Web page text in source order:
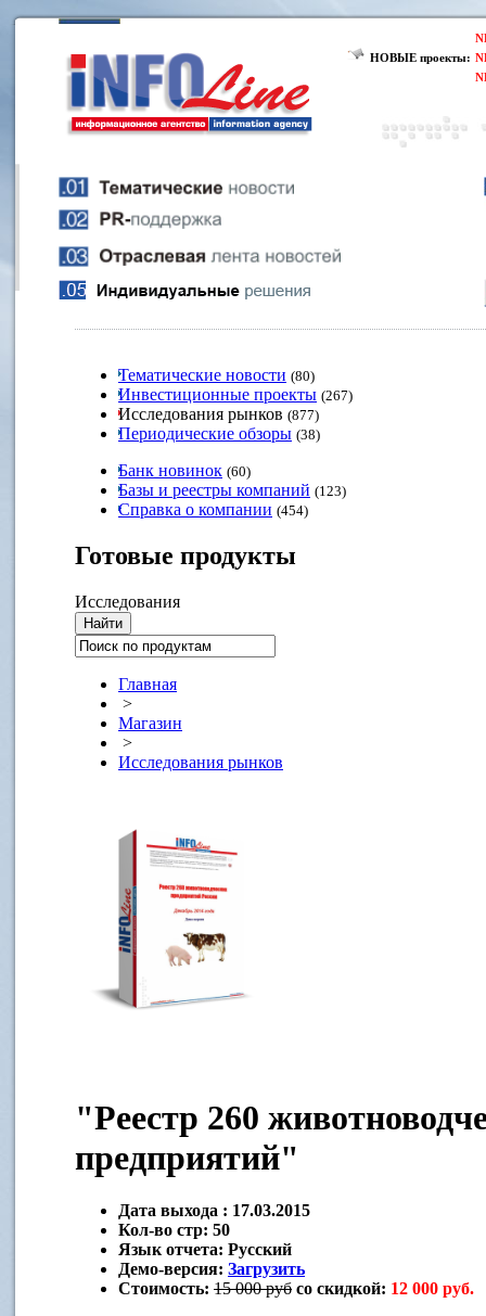
НОВЫЕ проекты:
Тематические новости (80)
Инвестиционные проекты (267)
Исследования рынков (877)
Периодические обзоры (38)
Банк новинок (60)
Базы и реестры компаний (123)
Справка о компании (454)
Готовые продукты
Исследования
Главная
>
Магазин
>
Исследования рынков
"Реестр 260
предприятий"
Дата выхода : 17.03.2015
Кол-во стр: 50
Язык отчета: Русский
Демо-версия: Загрузить
Стоимость: 15 000 руб со скидкой: 12 000 руб.